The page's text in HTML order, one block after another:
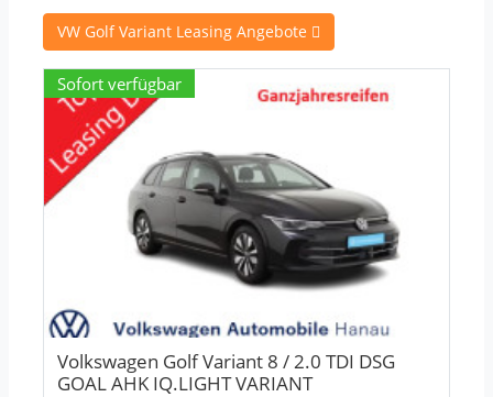
VW Golf Variant Leasing Angebote
Sofort verfügbar
Volkswagen Golf Variant 8 / 2.0 TDI DSG
GOAL AHK IQ.LIGHT VARIANT